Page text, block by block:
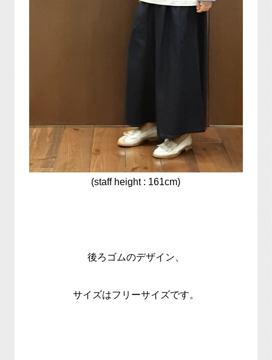
(staff height : 161cm)
後ろゴムのデザイン、
サイズはフリーサイズです。